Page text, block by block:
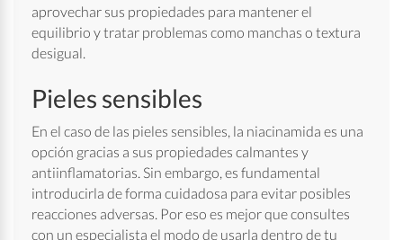
aprovechar sus propiedades para mantener el
equilibrio y tratar problemas como manchas o textura
desigual.
Pieles sensibles
En el caso de las pieles sensibles, la niacinamida es una
opción gracias a sus propiedades calmantes y
antiinflamatorias. Sin embargo, es fundamental
introducirla de forma cuidadosa para evitar posibles
reacciones adversas. Por eso es mejor que consultes
con un especialista el modo de usarla dentro de tu